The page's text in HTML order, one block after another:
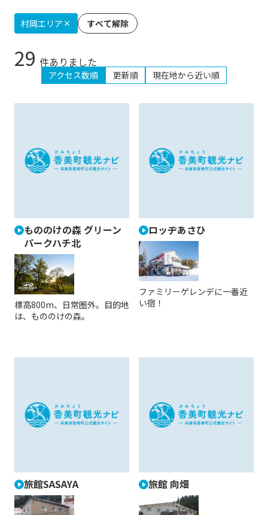
村岡エリア すべて解除
29 件ありました
アクセス数順 更新順 現在地から近い順
もののけの森 グリーン
パークハチ北
標高800m、日常圏外。目的地
は、もののけの森。
ロッヂあさひ
ファミリーゲレンデに一番近
い宿！
旅館SASAYA 旅館 向畑